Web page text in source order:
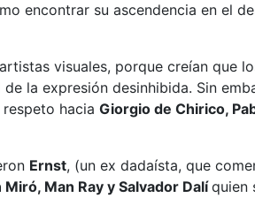
encontrar su ascendencia en el
visuales, porque creían que
la expresión desinhibida. Sin
hacia Giorgio de Chirico,
Ernst, (un ex dadaísta, que
Man Ray y Salvador Dalíquien